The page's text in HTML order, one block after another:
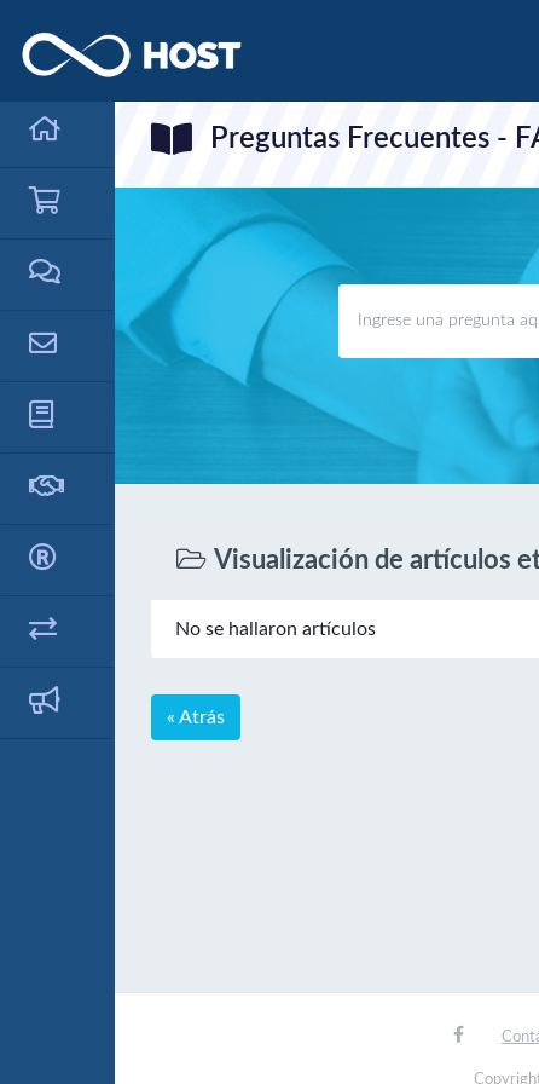
Preguntas Frecuentes -
Visualización de artículos
No se hallaron artículos
« Atrás